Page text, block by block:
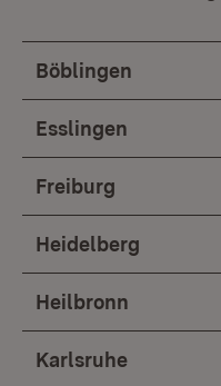
Böblingen
Esslingen
Freiburg
Heidelberg
Heilbronn
Karlsruhe